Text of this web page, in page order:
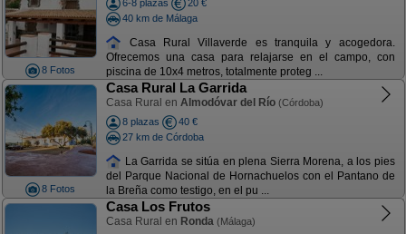
8 Fotos
6-8 plazas
20 €
40 km de Málaga
Casa Rural Villaverde es tranquila y acogedora.
Ofrecemos una casa para relajarse en el campo, con
piscina de 10x4 metros, totalmente proteg ...
8 Fotos
Casa Rural La Garrida
Casa Rural en Almodóvar del Río (Córdoba)
8 plazas
40 €
27 km de Córdoba
La Garrida se sitúa en plena Sierra Morena, a los pies
del Parque Nacional de Hornachuelos con el Pantano de
la Breña como testigo, en el pu ...
Casa Los Frutos
Casa Rural en Ronda (Málaga)